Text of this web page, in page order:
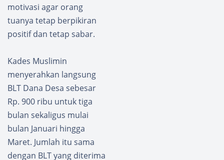
motivasi agar orang
tuanya tetap berpikiran
positif dan tetap sabar.
Kades Muslimin
menyerahkan langsung
BLT Dana Desa sebesar
Rp. 900 ribu untuk tiga
bulan sekaligus mulai
bulan Januari hingga
Maret. Jumlah itu sama
dengan BLT yang diterima